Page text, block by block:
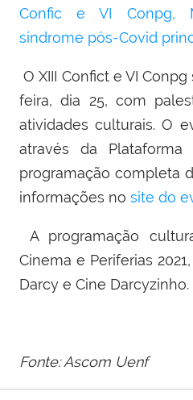
Confic e VI Conpg,
síndrome pós-Covid
O XIII Confict e VI
feira, dia 25, com
atividades culturais. O
através da Plataforma
programação completa
informações no site do
A programação
Cinema e Periferias
Darcy e Cine Darcyzinho.
Fonte: Ascom Uenf